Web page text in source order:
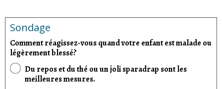
Sondage
Comment réagissez-vous quand votre enfant est malade ou
légèrement blessé?
Du repos et du thé ou un joli sparadrap sont les
meilleures mesures.